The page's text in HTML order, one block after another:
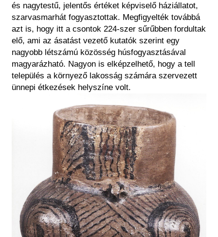
és nagytestű, jelentős értéket képviselő háziállatot,
szarvasmarhát fogyasztottak. Megfigyelték továbbá
azt is, hogy itt a csontok 224-szer sűrűbben fordultak
elő, ami az ásatást vezető kutatók szerint egy
nagyobb létszámú közösség húsfogyasztásával
magyarázható. Nagyon is elképzelhető, hogy a tell
település a környező lakosság számára szervezett
ünnepi étkezések helyszíne volt.